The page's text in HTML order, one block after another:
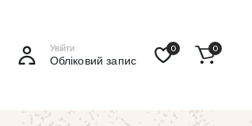
Увійти
Обліковий запис
0 0